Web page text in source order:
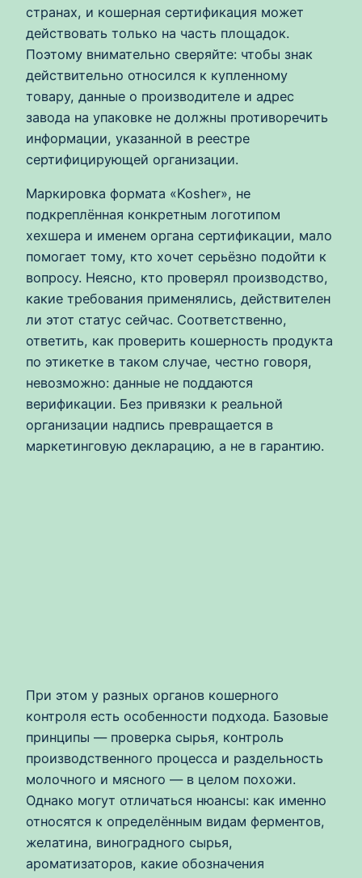
странах, и кошерная сертификация может
действовать только на часть площадок.
Поэтому внимательно сверяйте: чтобы знак
действительно относился к купленному
товару, данные о производителе и адрес
завода на упаковке не должны противоречить
информации, указанной в реестре
сертифицирующей организации.
Маркировка формата «Kosher», не
подкреплённая конкретным логотипом
хехшера и именем органа сертификации, мало
помогает тому, кто хочет серьёзно подойти к
вопросу. Неясно, кто проверял производство,
какие требования применялись, действителен
ли этот статус сейчас. Соответственно,
ответить, как проверить кошерность продукта
по этикетке в таком случае, честно говоря,
невозможно: данные не поддаются
верификации. Без привязки к реальной
организации надпись превращается в
маркетинговую декларацию, а не в гарантию.
При этом у разных органов кошерного
контроля есть особенности подхода. Базовые
принципы — проверка сырья, контроль
производственного процесса и раздельность
молочного и мясного — в целом похожи.
Однако могут отличаться нюансы: как именно
относятся к определённым видам ферментов,
желатина, виноградного сырья,
ароматизаторов, какие обозначения